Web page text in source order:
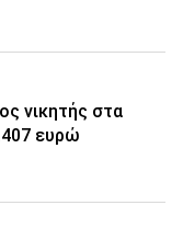
νικητής στα
ευρώ